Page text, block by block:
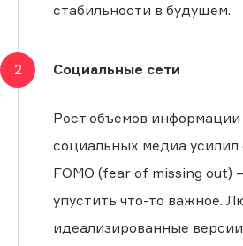
стабильности в будущем.
2 Социальные сети
Рост объемов информации
социальных медиа
FOMO (fear of missing out)
упустить что-то важное.
идеализированные